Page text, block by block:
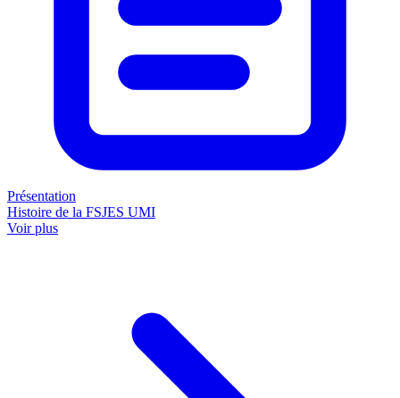
Présentation
Histoire de la FSJES UMI
Voir plus